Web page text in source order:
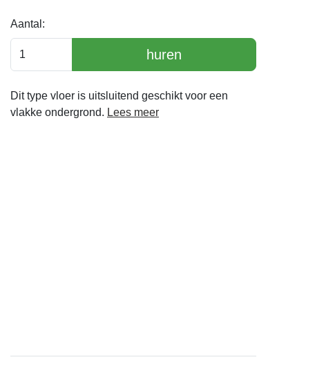
Aantal:
huren
Dit type vloer is uitsluitend geschikt voor een
vlakke ondergrond. Lees meer